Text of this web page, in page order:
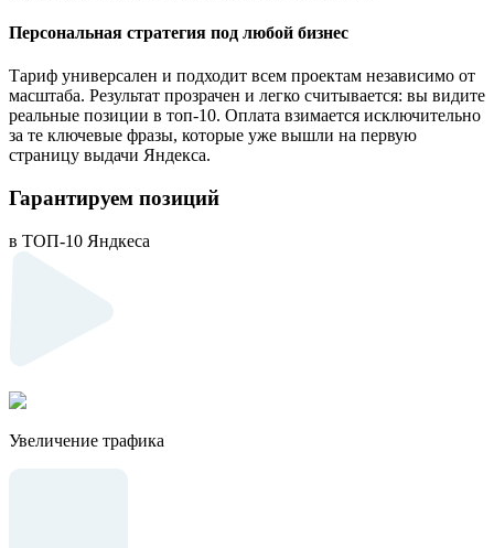
Персональная стратегия под любой бизнес
Тариф универсален и подходит всем проектам независимо от
масштаба. Результат прозрачен и легко считывается: вы видите
реальные позиции в топ-10. Оплата взимается исключительно
за те ключевые фразы, которые уже вышли на первую
страницу выдачи Яндекса.
Гарантируем позиций
в ТОП-10 Яндкеса
Увеличение трафика